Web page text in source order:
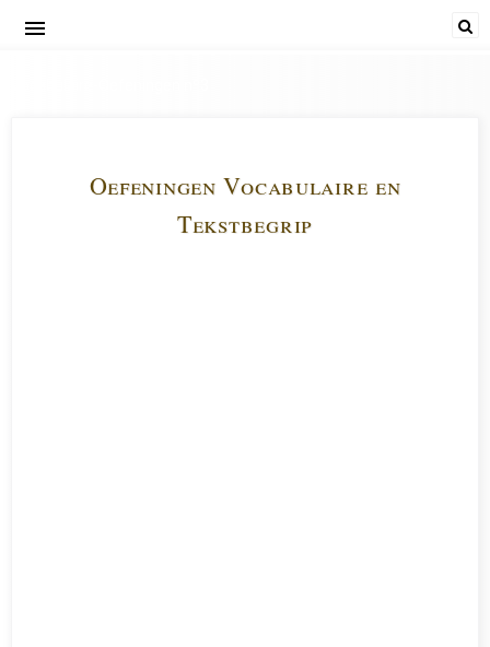
menu
Oefeningen Vocabulaire en
Tekstbegrip